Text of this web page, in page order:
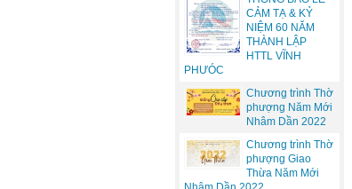
CẢM TẠ & KỶ
NIỆM 60 NĂM
THÀNH LẬP
HTTL VĨNH
PHƯÓC
Chương trình Thờ
phượng Năm Mới
Nhâm Dần 2022
Chương trình Thờ
phượng Giao
Thừa Năm Mới